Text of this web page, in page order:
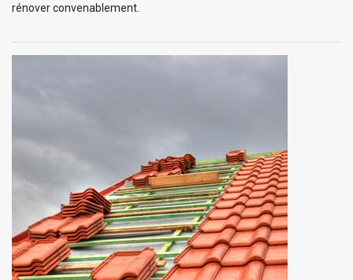
rénover convenablement.